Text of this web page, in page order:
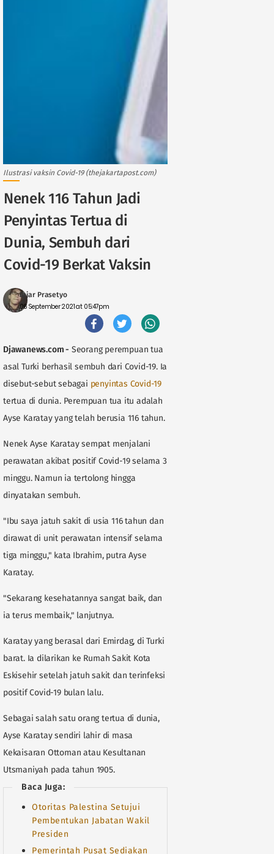
Ilustrasi vaksin Covid-19 (thejakartapost.com)
Nenek 116 Tahun Jadi
Penyintas Tertua di
Dunia, Sembuh dari
Covid-19 Berkat Vaksin
Fajar Prasetyo
06 September 2021 at 05:47pm
Djawanews.com - Seorang perempuan tua
asal Turki berhasil sembuh dari Covid-19. Ia
disebut-sebut sebagai penyintas Covid-19
tertua di dunia. Perempuan tua itu adalah
Ayse Karatay yang telah berusia 116 tahun.
Nenek Ayse Karatay sempat menjalani
perawatan akibat positif Covid-19 selama 3
minggu. Namun ia tertolong hingga
dinyatakan sembuh.
"Ibu saya jatuh sakit di usia 116 tahun dan
dirawat di unit perawatan intensif selama
tiga minggu," kata Ibrahim, putra Ayse
Karatay.
"Sekarang kesehatannya sangat baik, dan
ia terus membaik," lanjutnya.
Karatay yang berasal dari Emirdag, di Turki
barat. Ia dilarikan ke Rumah Sakit Kota
Eskisehir setelah jatuh sakit dan terinfeksi
positif Covid-19 bulan lalu.
Sebagai salah satu orang tertua di dunia,
Ayse Karatay sendiri lahir di masa
Kekaisaran Ottoman atau Kesultanan
Utsmaniyah pada tahun 1905.
Baca Juga:
Otoritas Palestina Setujui
Pembentukan Jabatan Wakil
Presiden
Pemerintah Pusat Sediakan